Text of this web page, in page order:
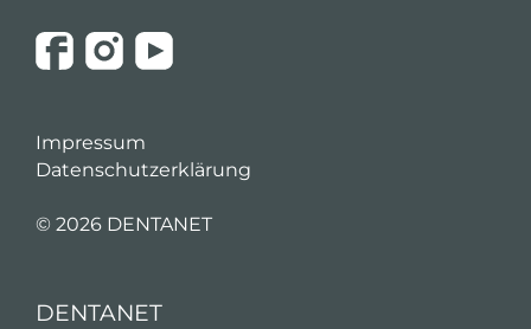
Impressum
Datenschutzerklärung
© 2026 DENTANET
DENTANET